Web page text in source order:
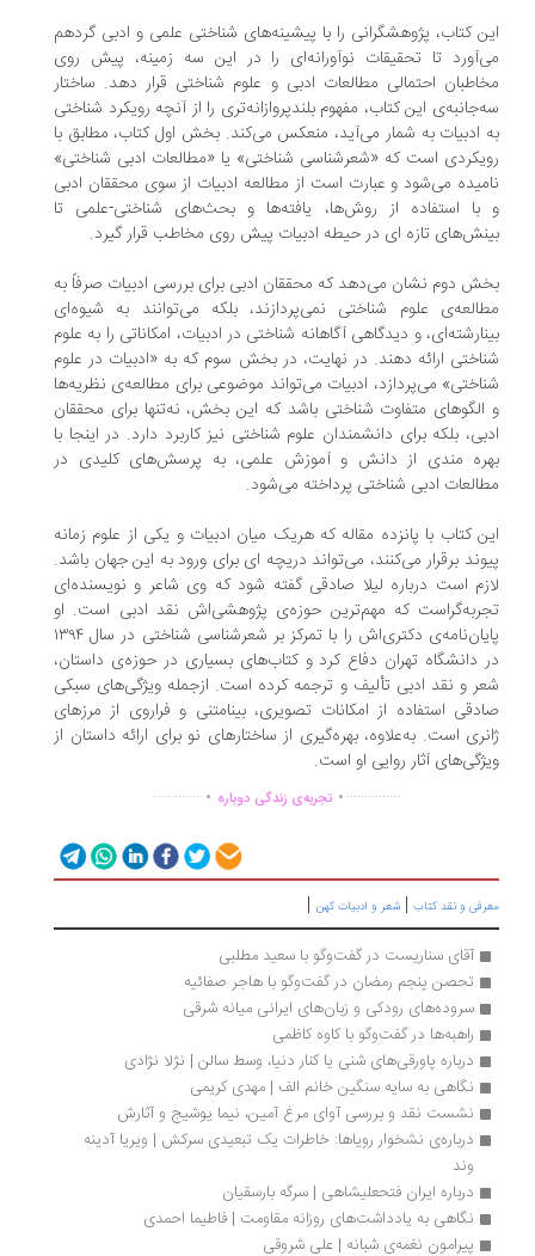
این کتاب، پژوهشگرانی را با پیشینه‌های شناختی علمی و ادبی گردهم
می‌آورد تا تحقیقات نوآورانه‌ای را در این سه زمینه، پیش روی
مخاطبان احتمالی مطالعات ادبی و علوم شناختی قرار دهد. ساختار
سه‌جانبه‌ی این کتاب، مفهوم بلندپروازانه‌تری را از آنچه رویکرد شناختی
به ادبیات به شمار می‌آید، منعکس می‌کند. بخش اول کتاب، مطابق با
رویکردی است که «شعرشناسی شناختی» یا «مطالعات ادبی شناختی»
نامیده می‌شود و عبارت است از مطالعه‌ ادبیات از سوی محققان ادبی
و با استفاده از روش‌ها، یافته‌ها و بحث‌های شناختی-علمی تا
بینش‌های تازه ای در حیطه‌ ادبیات پیش روی مخاطب قرار گیرد.
بخش دوم نشان می‌دهد که محققان ادبی برای بررسی ادبیات صرفاً به
مطالعه‌ی علوم شناختی نمی‌پردازند، بلکه می‌توانند به شیوه‌ای
بینارشته‌ای، و دیدگاهی آگاهانه شناختی در ادبیات، امکاناتی را به علوم
شناختی ارائه دهند. در نهایت، در بخش سوم که به «ادبیات در علوم
شناختی» می‌پردازد، ادبیات می‌تواند موضوعی برای مطالعه‌ی نظریه‌ها
و الگوهای متفاوت شناختی باشد که این بخش، نه‌تنها برای محققان
ادبی، بلکه برای دانشمندان علوم شناختی نیز کاربرد دارد. در اینجا با
بهره‌ مندی از دانش و آموزش علمی، به پرسش‌های کلیدی در
مطالعات ادبی شناختی پرداخته می‌شود.
این کتاب با پانزده مقاله که هریک میان ادبیات و یکی از علوم زمانه
پیوند برقرار می‌کنند، می‌تواند دریچه ای برای ورود به این جهان باشد.
لازم است درباره لیلا صادقی گفته شود که وی شاعر و نویسنده‌ای
تجربه‌گراست که مهم‌ترین حوزه‌ی پژوهشی‌اش نقد ادبی است. او
پایان‌نامه‌ی دکتری‌اش را با تمرکز بر شعرشناسی شناختی در سال ۱۳۹۴
در دانشگاه تهران دفاع کرد و کتاب‌های بسیاری در حوزه‌ی داستان،
شعر و‌ نقد ادبی تألیف و ترجمه کرده است. ازجمله ویژگی‌های سبکی
صادقی استفاده از امکانات تصویری، بینامتنی و فراروی از مرزهای
ژانری است. به‌علاوه، بهره‌گیری از ساختارهای نو برای ارائه داستان‌ از
ویژگی‌های آثار روایی او است.
...............
.تجربه‌ی زندگی دوباره .
..............
معرفی و نقد کتاب | شعر و ادبیات کهن |
آقای سناریست در گفت‌وگو با سعید مطلبی
تحصن پنجم رمضان در گفت‌وگو با هاجر صفائیه
سروده‌های رودکی و زبان‌های ایرانی میانه شرقی
راهبه‌ها در گفت‌وگو با کاوه کاظمی
درباره پاورقی‌های شنی یا کنار دنیا، وسط سالن | نژلا نژادی
نگاهی به سایه سنگین خانم الف | مهدی کریمی
نشست نقد و بررسی آوای مرغ آمین، نیما یوشیج و آثارش
وند
درباره ای‍ران‌ ف‍ت‍ح‍ع‍ل‍ی‍ش‍اه‍ی‌ | سرگه بارسقیان
نگاهی به یادداشت‌های روزانه مقاومت | فاطیما احمدی
پیرامون نغمه‌ی شبانه | علی شروقی